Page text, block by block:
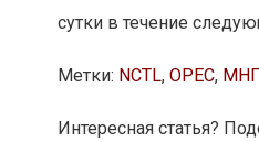
сутки в течение
Метки: NCTL, OPEC,
Интересная статья?